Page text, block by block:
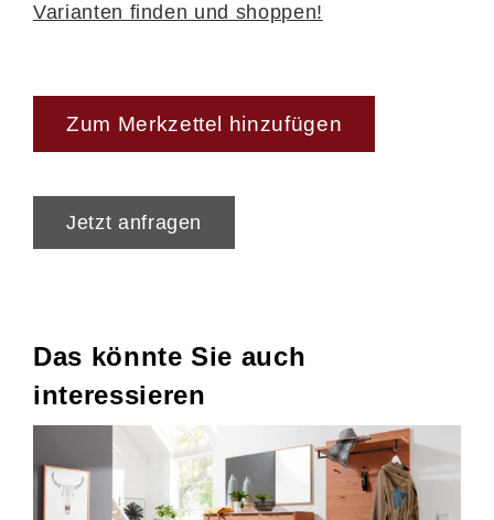
Varianten finden und shoppen!
Zum Merkzettel hinzufügen
Jetzt anfragen
Das könnte Sie auch
interessieren